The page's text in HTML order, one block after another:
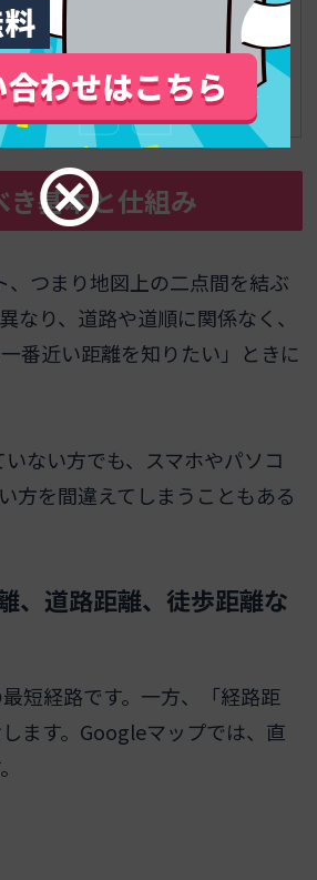
注意事項の整理
法の選択やトラブル時の対応
用者からの要望
基本と仕組み
つまり地図上の二点間を結ぶ
なり、道路や道順に関係なく、
番近い距離を知りたい」ときに
ない方でも、スマホやパソコ
方を間違えてしまうこともある
、道路距離、徒歩距離な
短経路です。一方、「経路距
ます。Googleマップでは、直